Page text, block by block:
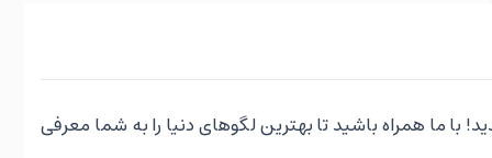
بپردازیم. به نوواتویز خوش آمدید! با ما همراه باشید تا بهترین لگوهای دنیا را به شما معرفی